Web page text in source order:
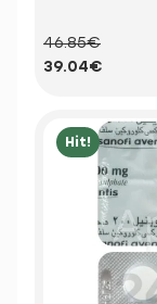
46.85€
39.04€
Hit!